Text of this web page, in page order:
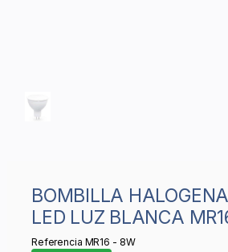
BOMBILLA HALOGENA DICROICA
LED LUZ BLANCA
Referencia MR16 - 8W